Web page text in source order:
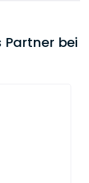
Partner bei